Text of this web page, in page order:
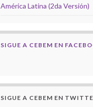
América Latina (2da Versión)
SIGUE A CEBEM EN
SIGUE A CEBEM EN